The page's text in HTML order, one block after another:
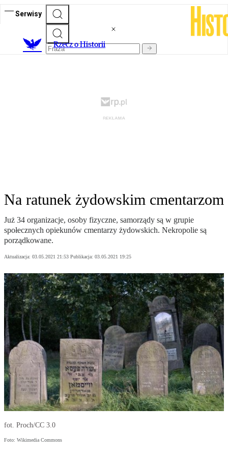
Serwisy
Rzecz o Historii
Na ratunek żydowskim cmentarzom
Już 34 organizacje, osoby fizyczne, samorządy są w grupie
społecznych opiekunów cmentarzy żydowskich. Nekropolie są
porządkowane.
Aktualizacja: 03.05.2021 21:53 Publikacja: 03.05.2021 19:25
fot. Proch/CC 3.0
Foto: Wikimedia Commons